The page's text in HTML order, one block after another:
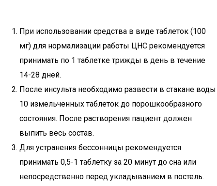
При использовании средства в виде таблеток (100
мг) для нормализации работы ЦНС рекомендуется
принимать по 1 таблетке трижды в день в течение
14-28 дней.
После инсульта необходимо развести в стакане воды
10 измельченных таблеток до порошкообразного
состояния. После растворения пациент должен
выпить весь состав.
Для устранения бессонницы рекомендуется
принимать 0,5-1 таблетку за 20 минут до сна или
непосредственно перед укладыванием в постель.